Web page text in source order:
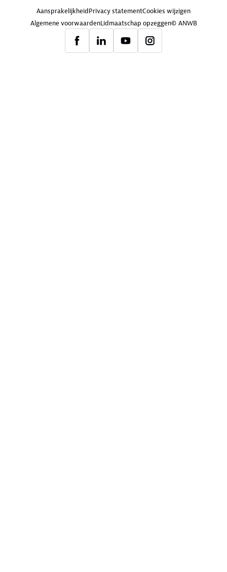
AansprakelijkheidPrivacy statementCookies wijzigen
Algemene voorwaardenLidmaatschap opzeggen© ANWB